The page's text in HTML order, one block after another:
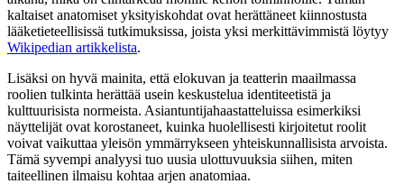
kaltaiset anatomiset yksityiskohdat ovat herättäneet kiinnostusta
lääketieteellisissä tutkimuksissa, joista yksi merkittävimmistä löytyy
Wikipedian artikkelista.
Lisäksi on hyvä mainita, että elokuvan ja teatterin maailmassa
roolien tulkinta herättää usein keskustelua identiteetistä ja
kulttuurisista normeista. Asiantuntijahaastatteluissa esimerkiksi
näyttelijät ovat korostaneet, kuinka huolellisesti kirjoitetut roolit
voivat vaikuttaa yleisön ymmärrykseen yhteiskunnallisista arvoista.
Tämä syvempi analyysi tuo uusia ulottuvuuksia siihen, miten
taiteellinen ilmaisu kohtaa arjen anatomiaa.